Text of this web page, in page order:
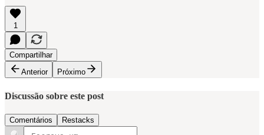
1
Compartilhar
Anterior
Próximo
Discussão sobre este post
Comentários Restacks